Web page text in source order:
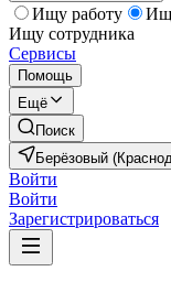
Ищу работу
Ищу сотрудника
Сервисы
Помощь
Ещё
Поиск
Берёзовый
Войти
Войти
Зарегистрироваться